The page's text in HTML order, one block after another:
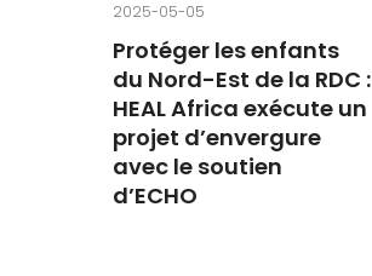
2025-05-05
Protéger les enfants
du Nord-Est de la RDC :
HEAL Africa exécute un
projet d’envergure
avec le soutien
d’ECHO